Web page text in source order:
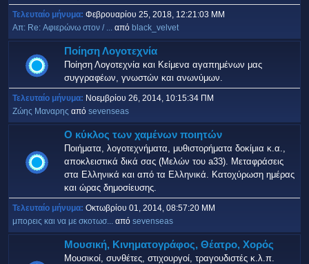
Τελευταίο μήνυμα: Φεβρουαρίου 25, 2018, 12:21:03 ΜΜ
Απ: Re: Αφιερώνω στον / ... από black_velvet
Ποίηση Λογοτεχνία
Ποίηση Λογοτεχνία και Κείμενα αγαπημένων μας
συγγραφέων, γνωστών και ανωνύμων.
Τελευταίο μήνυμα: Νοεμβρίου 26, 2014, 10:15:34 ΠΜ
Ζώης Μαναρης από sevenseas
Ο κύκλος των χαμένων ποιητών
Ποιήματα, λογοτεχνήματα, μυθιστορήματα δοκίμια κ.α.,
αποκλειστικά δικά σας (Μελών του a33). Μεταφράσεις
στα Ελληνικά και από τα Ελληνικά. Κατοχύρωση ημέρας
και ώρας δημοσίευσης.
Τελευταίο μήνυμα: Οκτωβρίου 01, 2014, 08:57:20 ΜΜ
μπορεις και να με σκοτωσ... από sevenseas
Μουσική, Κινηματογράφος, Θέατρο, Χορός
Μουσικοί, συνθέτες, στιχουργοί, τραγουδιστές κ.λ.π.